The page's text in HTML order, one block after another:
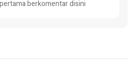
berkomentar disini